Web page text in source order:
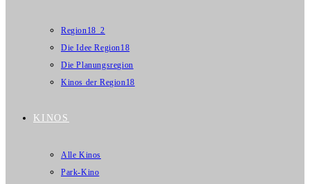
Region18_2
Die Idee Region18
Die Planungsregion
Kinos der Region18
KINOS
Alle Kinos
Park-Kino